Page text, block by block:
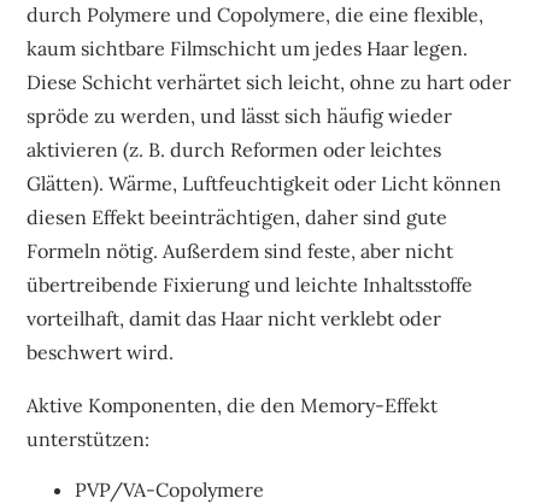
durch Polymere und Copolymere, die eine flexible,
kaum sichtbare Filmschicht um jedes Haar legen.
Diese Schicht verhärtet sich leicht, ohne zu hart oder
spröde zu werden, und lässt sich häufig wieder
aktivieren (z. B. durch Reformen oder leichtes
Glätten). Wärme, Luftfeuchtigkeit oder Licht können
diesen Effekt beeinträchtigen, daher sind gute
Formeln nötig. Außerdem sind feste, aber nicht
übertreibende Fixierung und leichte Inhaltsstoffe
vorteilhaft, damit das Haar nicht verklebt oder
beschwert wird.
Aktive Komponenten, die den Memory-Effekt
unterstützen:
PVP/VA-Copolymere